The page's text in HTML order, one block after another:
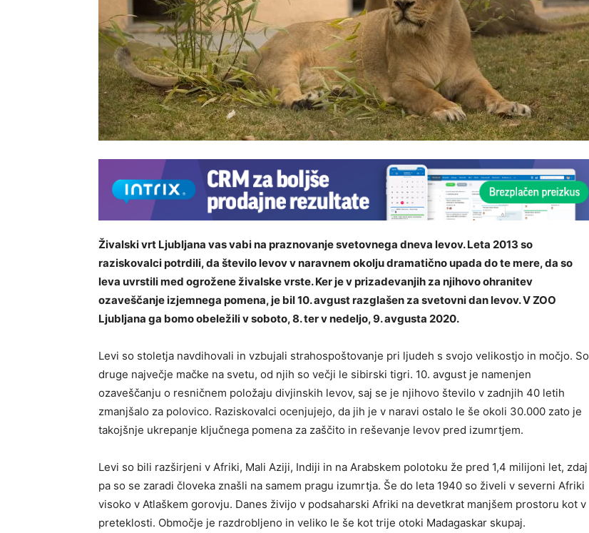
Živalski vrt Ljubljana vas vabi na praznovanje svetovnega dneva levov. Leta 2013 so
raziskovalci potrdili, da število levov v naravnem okolju dramatično upada do te mere, da so
leva uvrstili med ogrožene živalske vrste. Ker je v prizadevanjih za njihovo ohranitev
ozaveščanje izjemnega pomena, je bil 10. avgust razglašen za svetovni dan levov. V ZOO
Ljubljana ga bomo obeležili v soboto, 8. ter v nedeljo, 9. avgusta 2020.
Levi so stoletja navdihovali in vzbujali strahospoštovanje pri ljudeh s svojo velikostjo in močjo. So
druge največje mačke na svetu, od njih so večji le sibirski tigri. 10. avgust je namenjen
ozaveščanju o resničnem položaju divjinskih levov, saj se je njihovo število v zadnjih 40 letih
zmanjšalo za polovico. Raziskovalci ocenjujejo, da jih je v naravi ostalo le še okoli 30.000 zato je
takojšnje ukrepanje ključnega pomena za zaščito in reševanje levov pred izumrtjem.
Levi so bili razširjeni v Afriki, Mali Aziji, Indiji in na Arabskem polotoku že pred 1,4 milijoni let, zdaj
pa so se zaradi človeka znašli na samem pragu izumrtja. Še do leta 1940 so živeli v severni Afriki
visoko v Atlaškem gorovju. Danes živijo v podsaharski Afriki na devetkrat manjšem prostoru kot v
preteklosti. Območje je razdrobljeno in veliko le še kot trije otoki Madagaskar skupaj.